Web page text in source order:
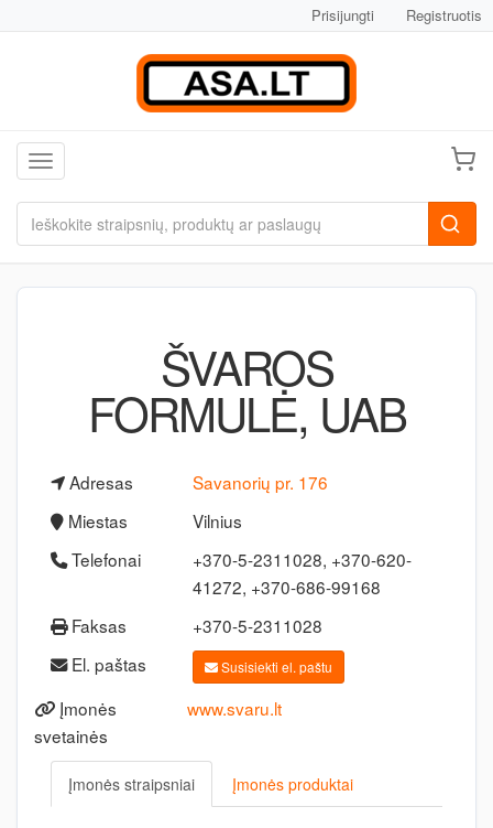
Prisijungti Registruotis
Toggle navigation
ŠVAROS
FORMULĖ, UAB
Adresas
Savanorių pr. 176
Miestas
Vilnius
Telefonai
+370-5-2311028, +370-620-
41272, +370-686-99168
Faksas
+370-5-2311028
El. paštas
Susisiekti el. paštu
Įmonės
svetainės
www.svaru.lt
Įmonės straipsniai Įmonės produktai